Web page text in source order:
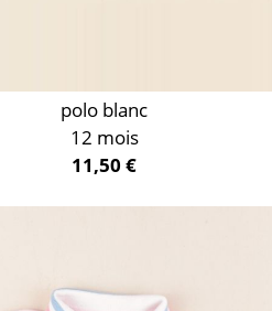
polo blanc
12 mois
11,50 €